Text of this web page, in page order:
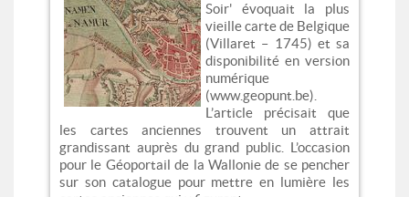
Soir' évoquait la plus
vieille carte de Belgique
(Villaret – 1745) et sa
disponibilité en version
numérique
(www.geopunt.be).
L’article précisait que
les cartes anciennes trouvent un attrait
grandissant auprès du grand public. L’occasion
pour le Géoportail de la Wallonie de se pencher
sur son catalogue pour mettre en lumière les